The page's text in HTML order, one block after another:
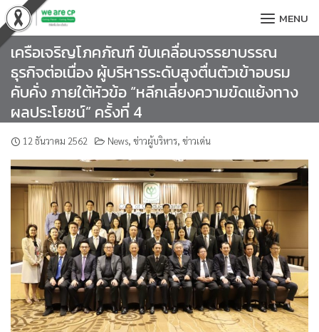
Skip
to
content
MENU
เครือเจริญโภคภัณฑ์ ขับเคลื่อนจรรยาบรรณ
ธุรกิจต่อเนื่อง ผู้บริหารระดับสูงตื่นตัวเข้าอบรม
คับคั่ง ภายใต้หัวข้อ “หลีกเลี่ยงความขัดแย้งทาง
ผลประโยชน์” ครั้งที่ 4
12 ธันวาคม 2562 News, ข่าวผู้บริหาร, ข่าวเด่น